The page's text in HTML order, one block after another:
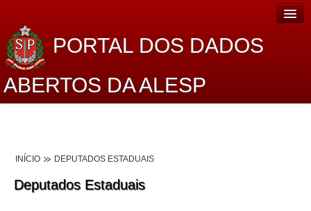
PORTAL DOS DADOS
ABERTOS DA ALESP
Lei de Acesso à Informação
INÍCIO DEPUTADOS ESTADUAIS
Deputados Estaduais